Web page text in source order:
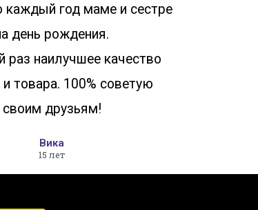
каждый год маме и сестре
день рождения.
раз наилучшее качество
и товара. 100% советую
своим друзьям!
Вика
15 лет